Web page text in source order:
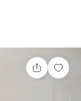
Delen